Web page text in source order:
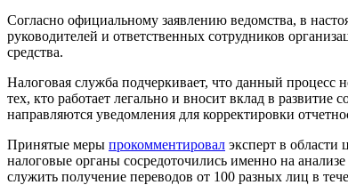
Согласно официальному заявлению ведомства, в
руководителей и ответственных сотрудников
средства.
Налоговая служба подчеркивает, что данный процесс
тех, кто работает легально и вносит вклад в
направляются уведомления для корректировки
Принятые меры прокомментировал эксперт в
налоговые органы сосредоточились именно на
служить получение переводов от 100 разных лиц в